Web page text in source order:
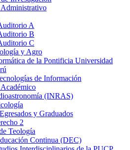
A
B
C
y Agro
de la Pontificia Universidad
de Información
(INRAS)
y Graduados
2
Teología
Continua (DEC)